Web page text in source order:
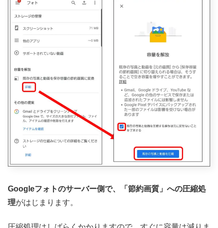
Googleフォトのサーバー側で、「節約画質」への圧縮処
理がはじまります。